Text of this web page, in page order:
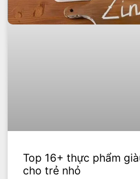
Top 16+ thực phẩm
cho trẻ nhỏ